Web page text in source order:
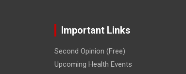
Important Links
Second Opinion (Free)
Upcoming Health Events